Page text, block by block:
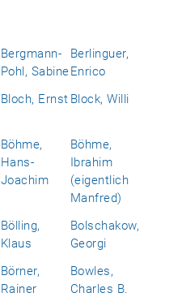
Bergmann-
Pohl, Sabine
Berlinguer,
Enrico
Bloch, Ernst Block, Willi
Böhme,
Hans-
Joachim
Böhme,
Ibrahim
(eigentlich
Manfred)
Bölling,
Klaus
Bolschakow,
Georgi
Börner,
Rainer
Bowles,
Charles B.